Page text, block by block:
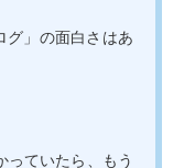
グ」の面白さはあ
っていたら、もう